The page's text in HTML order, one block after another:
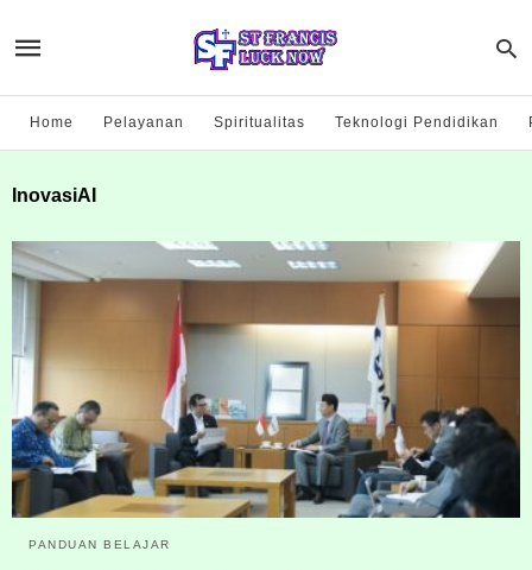
Home Pelayanan Spiritualitas Teknologi Pendidikan
InovasiAI
PANDUAN BELAJAR